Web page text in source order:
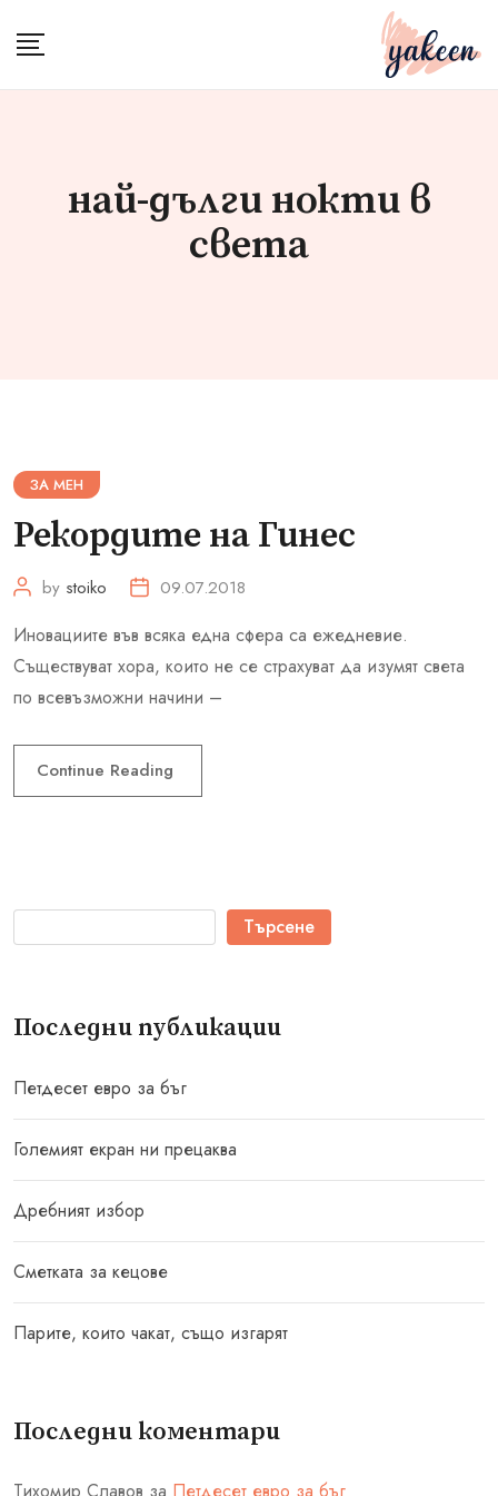
най-дълги нокти в
света
ЗА МЕН
Рекордите на Гинес
by stoiko 09.07.2018
Иновациите във всяка една сфера са ежедневие.
Съществуват хора, които не се страхуват да изумят света
по всевъзможни начини –
Continue Reading
Търсене
Последни публикации
Петдесет евро за бъг
Големият екран ни прецаква
Дребният избор
Сметката за кецове
Парите, които чакат, също изгарят
Последни коментари